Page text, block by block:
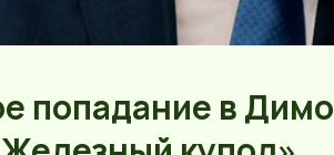
попадание в